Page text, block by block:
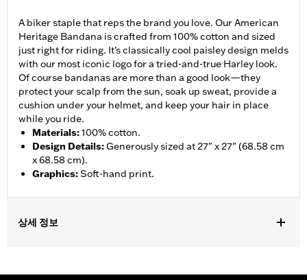
A biker staple that reps the brand you love. Our American
Heritage Bandana is crafted from 100% cotton and sized
just right for riding. It’s classically cool paisley design melds
with our most iconic logo for a tried-and-true Harley look.
Of course bandanas are more than a good look—they
protect your scalp from the sun, soak up sweat, provide a
cushion under your helmet, and keep your hair in place
while you ride.
Materials:100% cotton.
Design Details:Generously sized at 27" x 27" (68.58 cm
x 68.58 cm).
Graphics:Soft-hand print.
상세 정보
WARRANTY:90 day limited warranty - Go towww.h-